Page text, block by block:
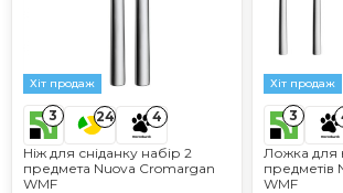
Хіт продаж
3 24 4
Ніж для сніданку набір 2
предмета Nuova Cromargan
WMF
Хіт продаж
3
Ложка для
предметів
WMF